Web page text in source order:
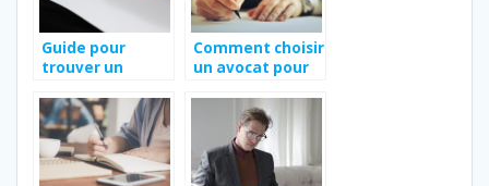
Guide pour
trouver un
Argenteuil :
quelques
conseils utiles
Comment choisir
un avocat pour
mieux vos
interets